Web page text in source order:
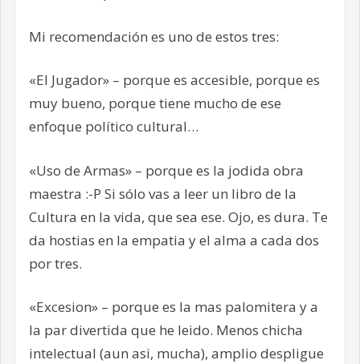
Mi recomendación es uno de estos tres:
«El Jugador» – porque es accesible, porque es
muy bueno, porque tiene mucho de ese
enfoque político cultural…
«Uso de Armas» – porque es la jodida obra
maestra :-P Si sólo vas a leer un libro de la
Cultura en la vida, que sea ese. Ojo, es dura. Te
da hostias en la empatia y el alma a cada dos
por tres.
«Excesion» – porque es la mas palomitera y a
la par divertida que he leido. Menos chicha
intelectual (aun asi, mucha), amplio despligue